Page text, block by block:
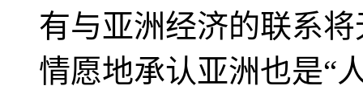
有与亚洲经济的联系
情愿地承认亚洲也是“